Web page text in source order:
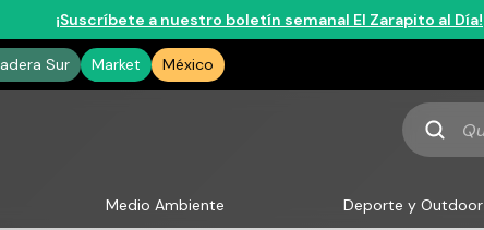
¡Suscríbete a nuestro boletín semanal El Zarapito al Día!
Sur Market México
Qué
buscas
Medio Ambiente Deporte y Outdoor